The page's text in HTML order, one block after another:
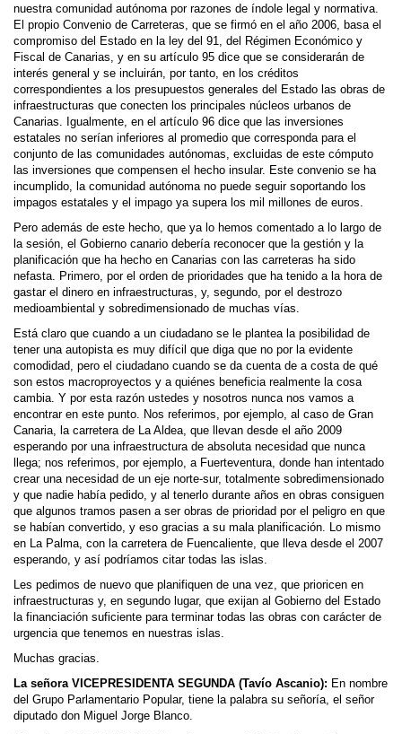
nuestra comunidad autónoma por razones de índole legal y normativa.
El propio Convenio de Carreteras, que se firmó en el año 2006, basa el
compromiso del Estado en la ley del 91, del Régimen Económico y
Fiscal de Canarias, y en su artículo 95 dice que se considerarán de
interés general y se incluirán, por tanto, en los créditos
correspondientes a los presupuestos generales del Estado las obras de
infraestructuras que conecten los principales núcleos urbanos de
Canarias. Igualmente, en el artículo 96 dice que las inversiones
estatales no serían inferiores al promedio que corresponda para el
conjunto de las comunidades autónomas, excluidas de este cómputo
las inversiones que compensen el hecho insular. Este convenio se ha
incumplido, la comunidad autónoma no puede seguir soportando los
impagos estatales y el impago ya supera los mil millones de euros.
Pero además de este hecho, que ya lo hemos comentado a lo largo de
la sesión, el Gobierno canario debería reconocer que la gestión y la
planificación que ha hecho en Canarias con las carreteras ha sido
nefasta. Primero, por el orden de prioridades que ha tenido a la hora de
gastar el dinero en infraestructuras, y, segundo, por el destrozo
medioambiental y sobredimensionado de muchas vías.
Está claro que cuando a un ciudadano se le plantea la posibilidad de
tener una autopista es muy difícil que diga que no por la evidente
comodidad, pero el ciudadano cuando se da cuenta de a costa de qué
son estos macroproyectos y a quiénes beneficia realmente la cosa
cambia. Y por esta razón ustedes y nosotros nunca nos vamos a
encontrar en este punto. Nos referimos, por ejemplo, al caso de Gran
Canaria, la carretera de La Aldea, que llevan desde el año 2009
esperando por una infraestructura de absoluta necesidad que nunca
llega; nos referimos, por ejemplo, a Fuerteventura, donde han intentado
crear una necesidad de un eje norte-sur, totalmente sobredimensionado
y que nadie había pedido, y al tenerlo durante años en obras consiguen
que algunos tramos pasen a ser obras de prioridad por el peligro en que
se habían convertido, y eso gracias a su mala planificación. Lo mismo
en La Palma, con la carretera de Fuencaliente, que lleva desde el 2007
esperando, y así podríamos citar todas las islas.
Les pedimos de nuevo que planifiquen de una vez, que prioricen en
infraestructuras y, en segundo lugar, que exijan al Gobierno del Estado
la financiación suficiente para terminar todas las obras con carácter de
urgencia que tenemos en nuestras islas.
Muchas gracias.
La señora VICEPRESIDENTA SEGUNDA (Tavío Ascanio): En nombre
del Grupo Parlamentario Popular, tiene la palabra su señoría, el señor
diputado don Miguel Jorge Blanco.